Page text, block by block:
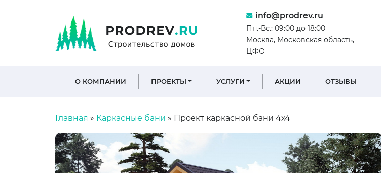
info@prodrev.ru
Пн.-Вс.: 09:00 до 18:00
Москва, Московская область,
ЦФО
О КОМПАНИИ ПРОЕКТЫ УСЛУГИ АКЦИИ ОТЗЫВЫ
Главная » Каркасные бани » Проект каркасной бани 4х4